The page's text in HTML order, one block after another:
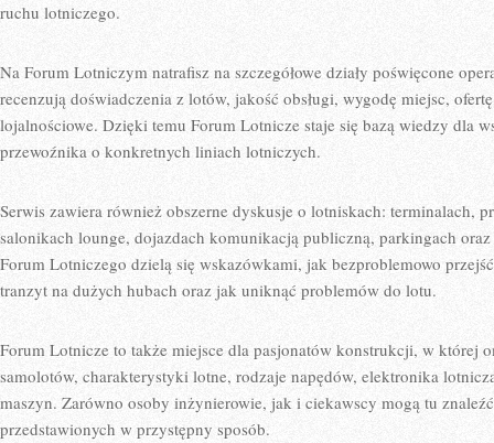
ruchu lotniczego.
Na Forum Lotniczym natrafisz na szczegółowe działy poświęcone
recenzują doświadczenia z lotów, jakość obsługi, wygodę miejsc,
lojalnościowe. Dzięki temu Forum Lotnicze staje się bazą wiedzy dla
przewoźnika o konkretnych liniach lotniczych.
Serwis zawiera również obszerne dyskusje o lotniskach: terminalach,
salonikach lounge, dojazdach komunikacją publiczną, parkingach
Forum Lotniczego dzielą się wskazówkami, jak bezproblemowo
tranzyt na dużych hubach oraz jak uniknąć problemów do lotu.
Forum Lotnicze to także miejsce dla pasjonatów konstrukcji, w której
samolotów, charakterystyki lotne, rodzaje napędów, elektronika
maszyn. Zarówno osoby inżynierowie, jak i ciekawscy mogą tu
przedstawionych w przystępny sposób.